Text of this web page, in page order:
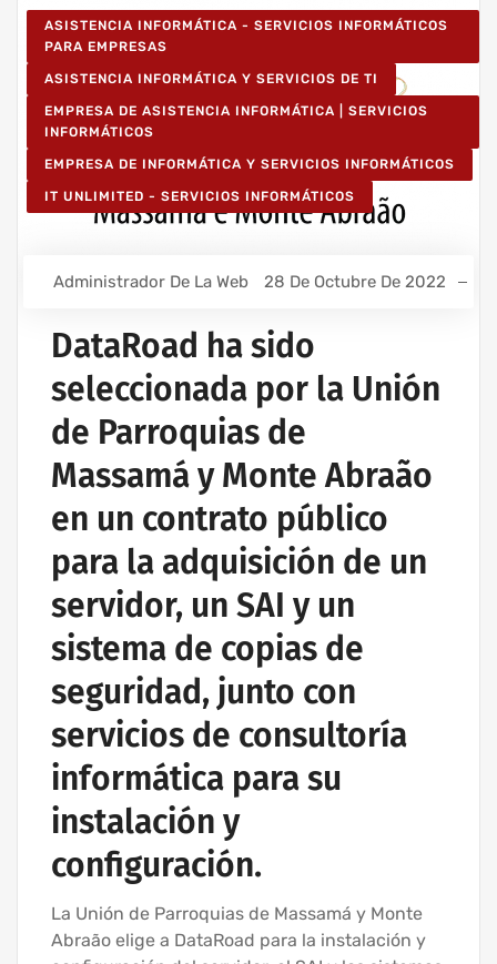
ASISTENCIA INFORMÁTICA - SERVICIOS INFORMÁTICOS
PARA EMPRESAS
ASISTENCIA INFORMÁTICA Y SERVICIOS DE TI
EMPRESA DE ASISTENCIA INFORMÁTICA | SERVICIOS
INFORMÁTICOS
EMPRESA DE INFORMÁTICA Y SERVICIOS INFORMÁTICOS
IT UNLIMITED - SERVICIOS INFORMÁTICOS
Administrador De La Web 28 De Octubre De 2022
DataRoad ha sido
seleccionada por la Unión
de Parroquias de
Massamá y Monte Abraão
en un contrato público
para la adquisición de un
servidor, un SAI y un
sistema de copias de
seguridad, junto con
servicios de consultoría
informática para su
instalación y
configuración.
La Unión de Parroquias de Massamá y Monte
Abraão elige a DataRoad para la instalación y